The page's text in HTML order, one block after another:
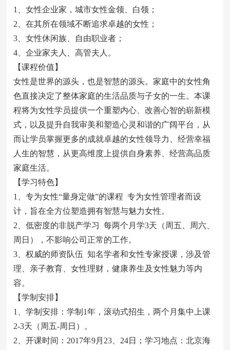
1、女性企业家，城市女性金领、白领；
2、在其所在领域不断追求卓越的女性；
3、女性休闲族、自由职业者；
4、企业家夫人、高管夫人。
【课程价值】
女性是世界的源头，也是智慧的源头。家庭中的女性角
色直接决定了整体家庭的生活品质与子女的一生。本课
程将为女性学员提供一个重塑内心、改善心智的崭新模
式，以及提升自我审美和塑造心灵和谐的广阔平台，从
而让学员掌握更多的成就卓越的女性领导力、经营幸福
人生的智慧，从更高维度上提供自身素养、经营高品质
家庭生活。
【学习特色】
1、专为女性“量身定做”的课程 专为女性管理者而设
计，旨在全方位塑造拥有智慧与魅力女性。
2、低密度的非脱产学习 每两个月学3天（周五、周六、
周日），不影响公司正常的工作。
3、权威的师资队伍 知名学者和女性专家授课，涉及管
理、亲子教育、女性理财，健康养生及女性魅力等内
容。
【学制安排】
1、学制安排：学制1年，滚动式招生，两个月集中上课
2-3天（周五-周日）。
2、开课时间：2017年9月23、24日；学习地点：北京海